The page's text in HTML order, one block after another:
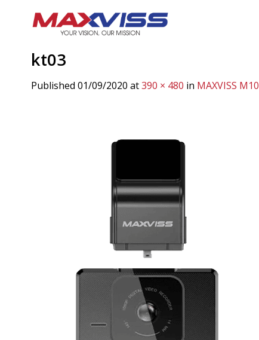
kt03
Published 01/09/2020 at390 × 480 in MAXVISS M10